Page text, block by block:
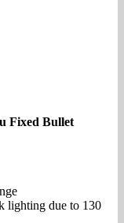
Fixed Bullet
lighting due to 130